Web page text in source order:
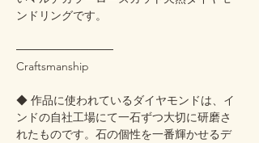
ンドリングです。
────────────
Craftsmanship
◆ 作品に使われているダイヤモンドは、イ
ンドの自社工場にて一石ずつ大切に研磨さ
れたものです。石の個性を一番輝かせるデ